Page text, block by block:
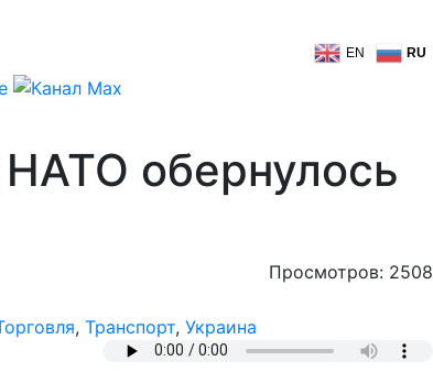
EN RU
обернулось
Просмотров: 2508
, Транспорт, Украина